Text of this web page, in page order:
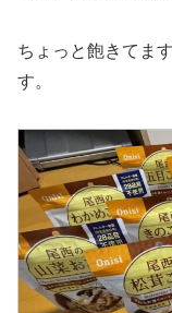
ちょっと飽きてま
す。